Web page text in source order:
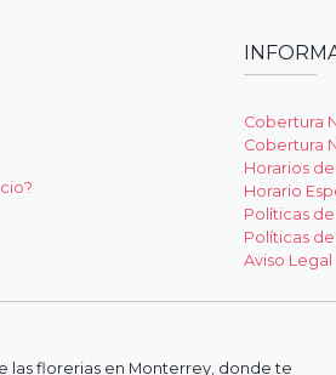
Cobertura
Cobertura
Horarios
Horario
Políticas
Políticas
Aviso Legal
las florerias en Monterrey, donde te